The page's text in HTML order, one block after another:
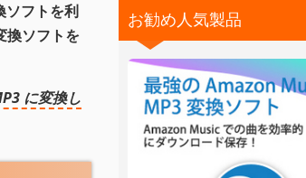
ソフトを利
換ソフトを
に変換し
お勧め人気製品